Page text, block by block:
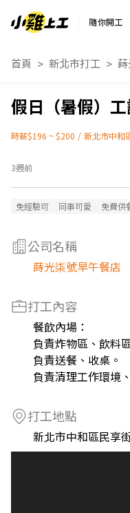
隨你開工
首頁 新北市打工
假日（暑假）
時薪$196 ~ $200 / 新北市中和
3週前
免經驗可 同事可愛 免費供
公司名稱
蒔光柒號早午餐店
打工內容
餐飲內場：
負責炸物區、飲料
負責送餐、收桌。
負責清理工作環境
打工地點
新北市中和區民享